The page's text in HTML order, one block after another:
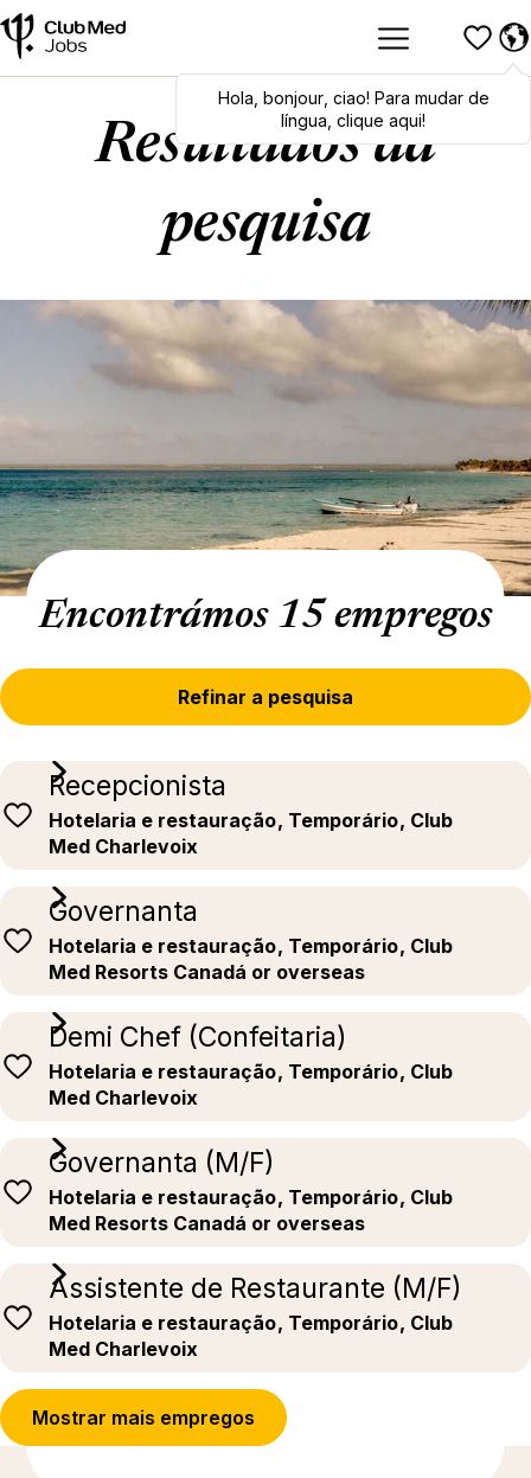
Hola,bonjour,ciao! To switch
languages, click here!
Hola bonjour, ciao! Para mudar de
língua, clique aqui!
Resultados da
pesquisa
Encontrámos 15 empregos
Refinar a pesquisa
Recepcionista
Hotelaria e restauração, Temporário, Club
Med Charlevoix
Governanta
Hotelaria e restauração, Temporário, Club
Med Resorts Canadá or overseas
Demi Chef (Confeitaria)
Hotelaria e restauração, Temporário, Club
Med Charlevoix
Governanta (M/F)
Hotelaria e restauração, Temporário, Club
Med Resorts Canadá or overseas
Assistente de Restaurante (M/F)
Hotelaria e restauração, Temporário, Club
Med Charlevoix
Mostrar mais empregos